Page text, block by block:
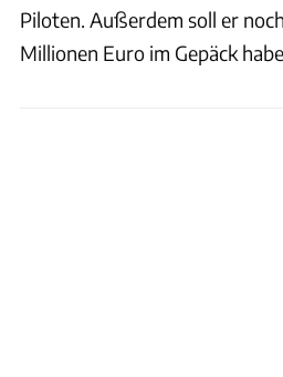
Piloten. Außerdem soll er
Millionen Euro im Gepäck